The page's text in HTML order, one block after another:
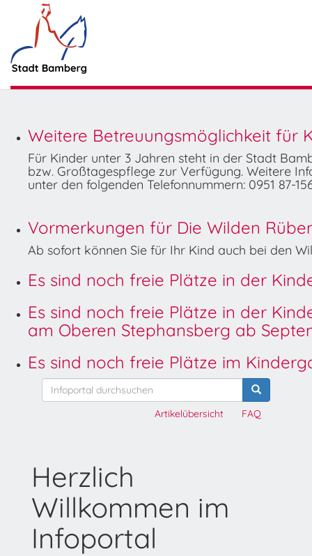
Weitere Betreuungsmöglichkeit für
Für Kinder unter 3 Jahren steht in der Stadt
bzw. Großtagespflege zur Verfügung. Weitere
unter den folgenden Telefonnummern: 0951 87-
Vormerkungen für Die Wilden
Ab sofort können Sie für Ihr Kind auch bei den
Es sind noch freie Plätze in der
Es sind noch freie Plätze in der
am Oberen Stephansberg ab
Es sind noch freie Plätze im
FAQ
Artikelübersicht
Herzlich
Willkommen im
Infoportal